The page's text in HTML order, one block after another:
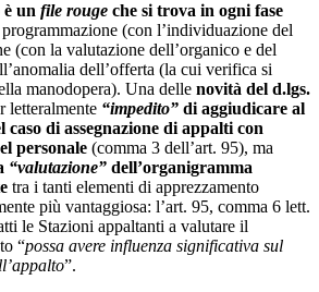
un file rouge che si trova in ogni fase
(con l’individuazione del
(con la valutazione dell’organico e del
dell’offerta (la cui verifica si
manodopera). Una delle novità del d.lgs.
letteralmente “impedito” di aggiudicare al
caso di assegnazione di appalti con
personale (comma 3 dell’art. 95), ma
“valutazione” dell’organigramma
tra i tanti elementi di apprezzamento
più vantaggiosa: l’art. 95, comma 6 lett.
le Stazioni appaltanti a valutare il
“possa avere influenza significativa sul
”.